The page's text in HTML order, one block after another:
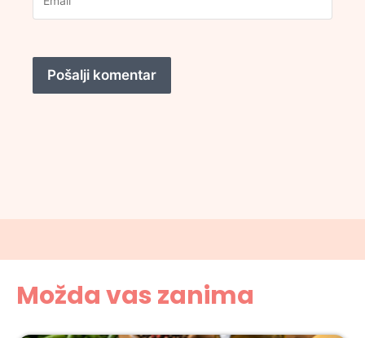
Možda vas zanima